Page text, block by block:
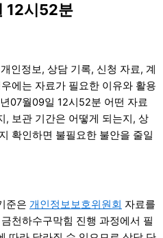
12시52분
인정보, 상담 기록, 신청 자료, 계
에는 자료가 필요한 이유와 활용
07월09일 12시52분 어떤 자료
, 보관 기간은 어떻게 되는지, 상
확인하면 불필요한 불안을 줄일
준은 개인정보보호위원회 자료를
천하수구막힘 진행 과정에서 필